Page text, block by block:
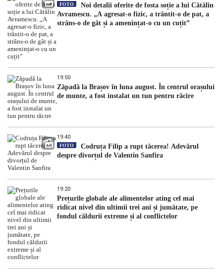
FOTO
Noi detalii oferite de fosta soție a lui Cătălin
Avramescu. „A agresat-o fizic, a trântit-o de pat, a
strâns-o de gât și a amenințat-o cu un cuțit”
19:50
Zăpadă la Brașov în luna august. În centrul orașului
de munte, a fost instalat un tun pentru răcire
19:40
FOTO
Codruța Filip a rupt tăcerea! Adevărul
despre divorțul de Valentin Sanfira
19:20
Prețurile globale ale alimentelor ating cel mai
ridicat nivel din ultimii trei ani și jumătate, pe
fondul căldurii extreme și al conflictelor